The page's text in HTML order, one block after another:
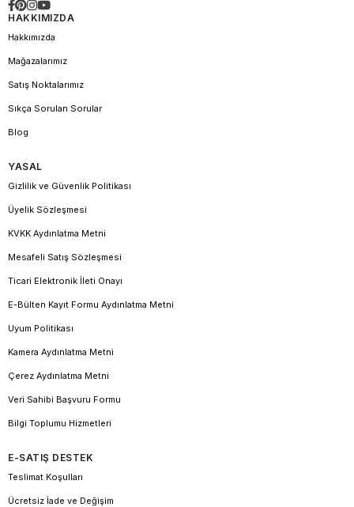
HAKKIMIZDA
Hakkımızda
Mağazalarımız
Satış Noktalarımız
Sıkça Sorulan Sorular
Blog
YASAL
Gizlilik ve Güvenlik Politikası
Üyelik Sözleşmesi
KVKK Aydınlatma Metni
Mesafeli Satış Sözleşmesi
Ticari Elektronik İleti Onayı
E-Bülten Kayıt Formu Aydınlatma Metni
Uyum Politikası
Kamera Aydınlatma Metni
Çerez Aydınlatma Metni
Veri Sahibi Başvuru Formu
Bilgi Toplumu Hizmetleri
E-SATIŞ DESTEK
Teslimat Koşulları
Ücretsiz İade ve Değişim